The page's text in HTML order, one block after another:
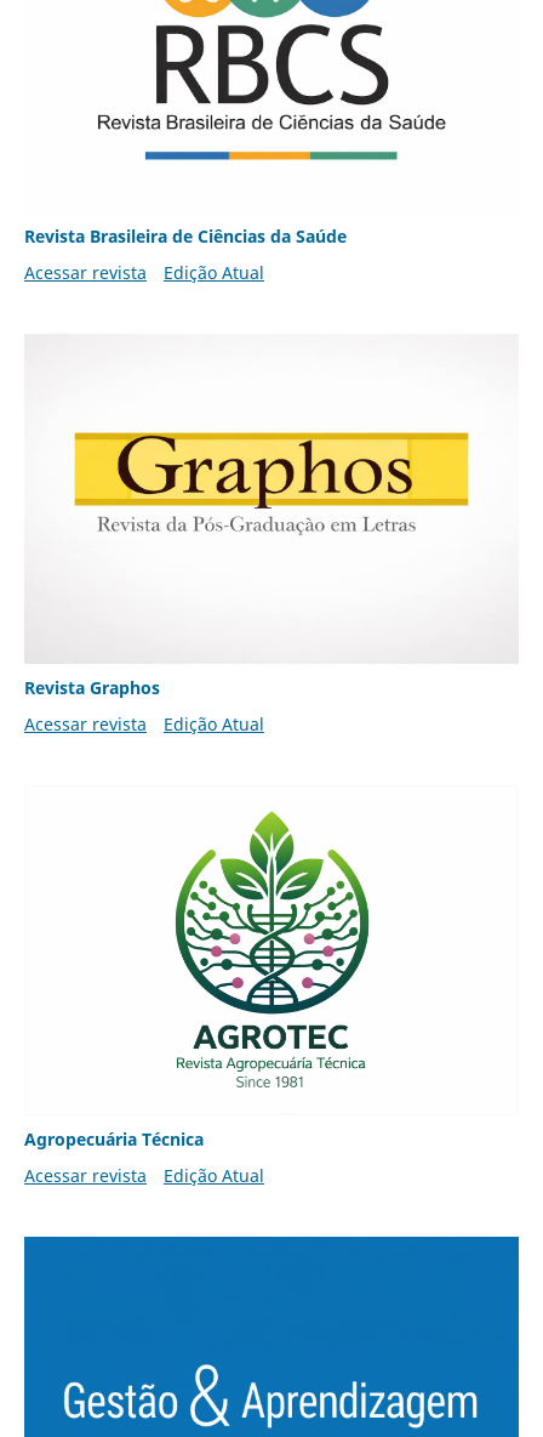
Revista Brasileira de Ciências da Saúde
Acessar revista
Edição Atual
Revista Graphos
Acessar revista
Edição Atual
Agropecuária Técnica
Acessar revista
Edição Atual